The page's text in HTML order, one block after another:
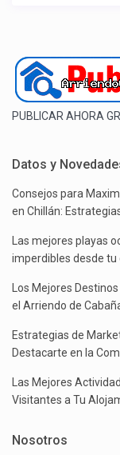
PUBLICAR AHORA
Datos y
Consejos para
en Chillán:
Las mejores playas
imperdibles desde tu
Los Mejores
el Arriendo de
Estrategias de
Destacarte en la
Las Mejores
Visitantes a Tu
Nosotros